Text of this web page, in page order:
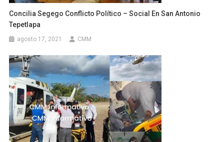
Concilia Segego Conflicto Político – Social En San Antonio
Tepetlapa
agosto 17, 2021 CMM